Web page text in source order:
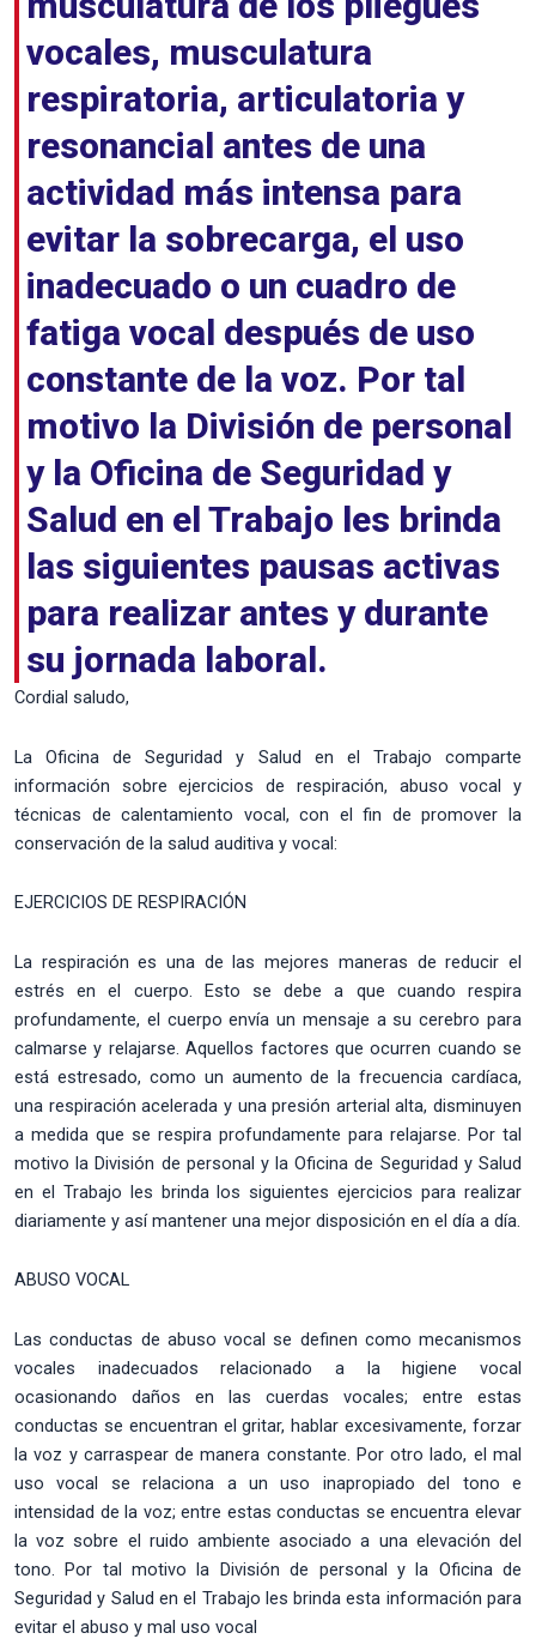
vocales, musculatura
respiratoria, articulatoria y
resonancial antes de una
actividad más intensa para
evitar la sobrecarga, el uso
inadecuado o un cuadro de
fatiga vocal después de uso
constante de la voz. Por tal
motivo la División de personal
y la Oficina de Seguridad y
Salud en el Trabajo les brinda
las siguientes pausas activas
para realizar antes y durante
su jornada laboral.
Cordial saludo,
La Oficina de Seguridad y Salud en el Trabajo comparte
información sobre ejercicios de respiración, abuso vocal y
técnicas de calentamiento vocal, con el fin de promover la
conservación de la salud auditiva y vocal:
EJERCICIOS DE RESPIRACIÓN
La respiración es una de las mejores maneras de reducir el
estrés en el cuerpo. Esto se debe a que cuando respira
profundamente, el cuerpo envía un mensaje a su cerebro para
calmarse y relajarse. Aquellos factores que ocurren cuando se
está estresado, como un aumento de la frecuencia cardíaca,
una respiración acelerada y una presión arterial alta, disminuyen
a medida que se respira profundamente para relajarse. Por tal
motivo la División de personal y la Oficina de Seguridad y Salud
en el Trabajo les brinda los siguientes ejercicios para realizar
diariamente y así mantener una mejor disposición en el día a día.
ABUSO VOCAL
Las conductas de abuso vocal se definen como mecanismos
vocales inadecuados relacionado a la higiene vocal
ocasionando daños en las cuerdas vocales; entre estas
conductas se encuentran el gritar, hablar excesivamente, forzar
la voz y carraspear de manera constante. Por otro lado, el mal
uso vocal se relaciona a un uso inapropiado del tono e
intensidad de la voz; entre estas conductas se encuentra elevar
la voz sobre el ruido ambiente asociado a una elevación del
tono. Por tal motivo la División de personal y la Oficina de
Seguridad y Salud en el Trabajo les brinda esta información para
evitar el abuso y mal uso vocal